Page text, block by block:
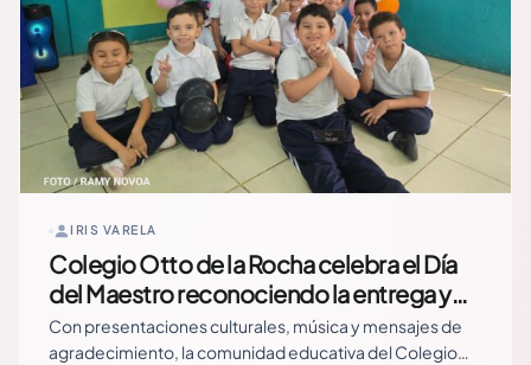
IRIS VARELA
Colegio Otto de la Rocha celebra el Día
del Maestro reconociendo la entrega y
vocación de los docentes
Con presentaciones culturales, música y mensajes de
agradecimiento, la comunidad educativa del Colegio